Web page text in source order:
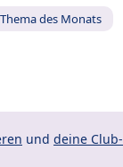
Thema des Monats
und deine Club-